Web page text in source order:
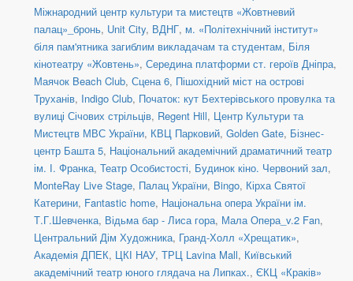
Міжнародний центр культури та мистецтв «Жовтневий
палац»_бронь, Unit Сity, ВДНГ, м. «Політехнічний інститут»
біля пам'ятника загиблим викладачам та студентам, Біля
кінотеатру «Жовтень», Середина платформи ст. героїв Дніпра,
Маячок Beach Club, Сцена 6, Пішохідний міст на острові
Труханів, Indigo Club, Початок: кут Бехтерівського провулка та
вулиці Січових стрільців, Regent Hill, Центр Культури та
Мистецтв МВС України, КВЦ Парковий, Golden Gate, Бізнес-
центр Башта 5, Національний академічний драматичний театр
ім. І. Франка, Театр Особистості, Будинок кіно. Червоний зал,
MonteRay Live Stage, Палац України, Bingo, Кірха Святої
Катерини, Fantastic home, Національна опера України ім.
Т.Г.Шевченка, Відьма бар - Лиса гора, Мала Опера_v.2 Fan,
Центральний Дім Художника, Гранд-Холл «Хрещатик»,
Академія ДПЕК, ЦКІ НАУ, ТРЦ Lavina Mall, Київський
академічний театр юного глядача на Липках., ЄКЦ «Краків»